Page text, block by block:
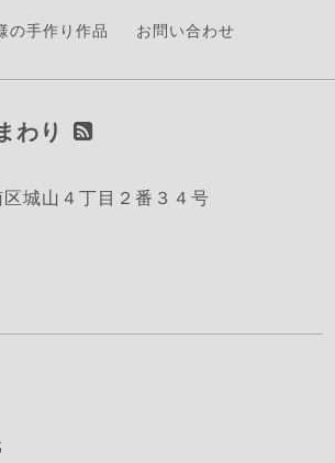
の手作り作品
お問い合わせ
わり
城山４丁目２番３４号